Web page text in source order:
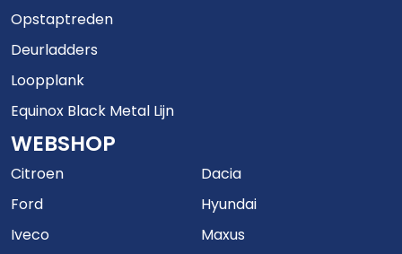
Opstaptreden
Deurladders
Loopplank
Equinox Black Metal Lijn
WEBSHOP
Citroen
Dacia
Ford
Hyundai
Iveco
Maxus